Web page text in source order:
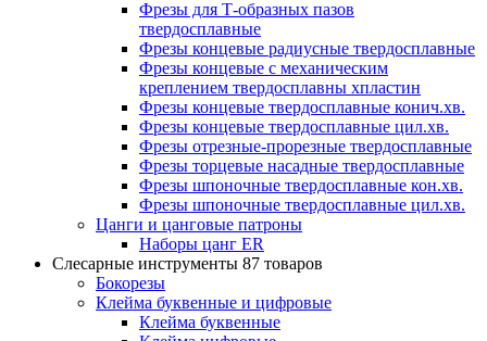
Фрезы для Т-образных пазов
твердосплавные
Фрезы концевые радиусные твердосплавные
Фрезы концевые с механическим
креплением твердосплавны хпластин
Фрезы концевые твердосплавные конич.хв.
Фрезы концевые твердосплавные цил.хв.
Фрезы отрезные-прорезные твердосплавные
Фрезы торцевые насадные твердосплавные
Фрезы шпоночные твердосплавные кон.хв.
Фрезы шпоночные твердосплавные цил.хв.
Цанги и цанговые патроны
Наборы цанг ER
Слесарные инструменты 87 товаров
Бокорезы
Клейма буквенные и цифровые
Клейма буквенные